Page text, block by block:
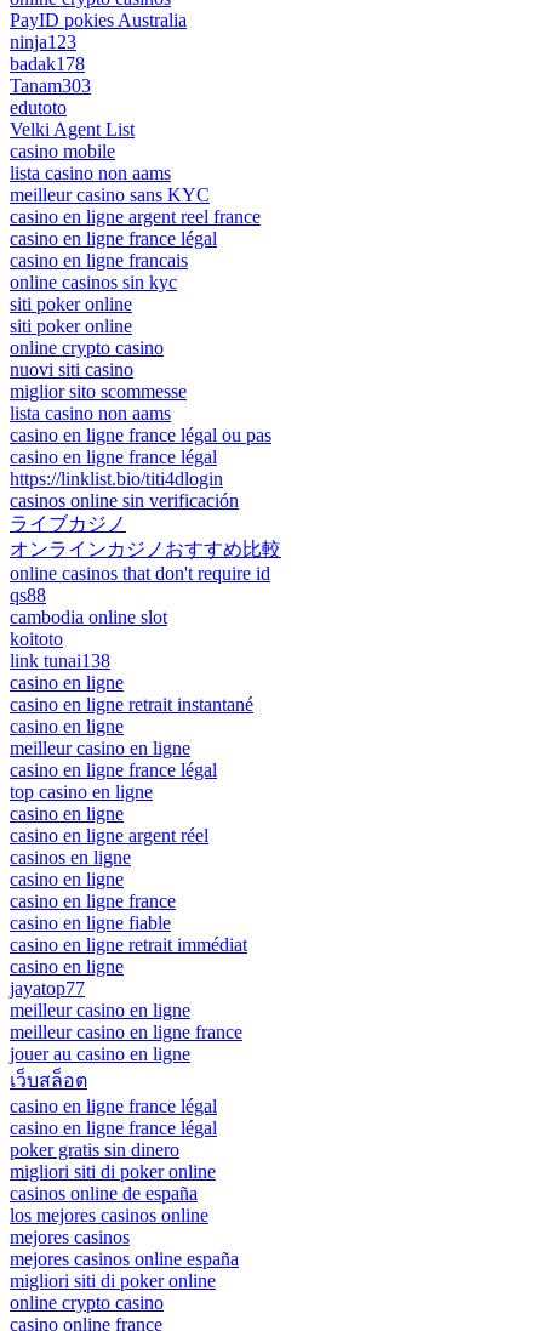
PayID pokies Australia
ninja123
badak178
Tanam303
edutoto
Velki Agent List
casino mobile
lista casino non aams
meilleur casino sans KYC
casino en ligne argent reel france
casino en ligne france légal
casino en ligne francais
online casinos sin kyc
siti poker online
siti poker online
online crypto casino
nuovi siti casino
miglior sito scommesse
lista casino non aams
casino en ligne france légal ou pas
casino en ligne france légal
https://linklist.bio/titi4dlogin
casinos online sin verificación
ライブカジノ
オンラインカジノおすすめ比較
online casinos that don't require id
qs88
cambodia online slot
koitoto
link tunai138
casino en ligne
casino en ligne retrait instantané
casino en ligne
meilleur casino en ligne
casino en ligne france légal
top casino en ligne
casino en ligne
casino en ligne argent réel
casinos en ligne
casino en ligne
casino en ligne france
casino en ligne fiable
casino en ligne retrait immédiat
casino en ligne
jayatop77
meilleur casino en ligne
meilleur casino en ligne france
jouer au casino en ligne
เว็บสล็อต
casino en ligne france légal
casino en ligne france légal
poker gratis sin dinero
migliori siti di poker online
casinos online de españa
los mejores casinos online
mejores casinos
mejores casinos online españa
migliori siti di poker online
online crypto casino
casino online france